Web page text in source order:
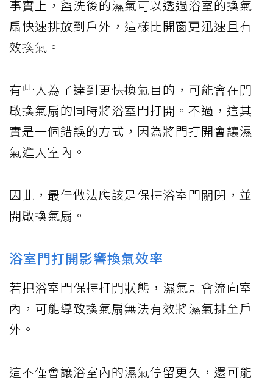
事實上，盥洗後的濕氣可以透過浴室的換氣
扇快速排放到戶外，這樣比開窗更迅速且有
效換氣。
有些人為了達到更快換氣目的，可能會在開
啟換氣扇的同時將浴室門打開。不過，這其
實是一個錯誤的方式，因為將門打開會讓濕
氣進入室內。
因此，最佳做法應該是保持浴室門關閉，並
開啟換氣扇。
浴室門打開影響換氣效率
若把浴室門保持打開狀態，濕氣則會流向室
內，可能導致換氣扇無法有效將濕氣排至戶
外。
這不僅會讓浴室內的濕氣停留更久，還可能